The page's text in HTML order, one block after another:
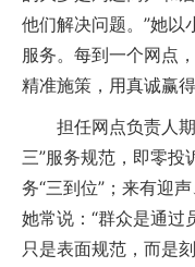
他们解决问题。”她以
服务。每到一个网点
精准施策，用真诚赢得
担任网点负责人期
三”服务规范，即零投
务“三到位”；来有迎
她常说：“群众是通过
只是表面规范，而是